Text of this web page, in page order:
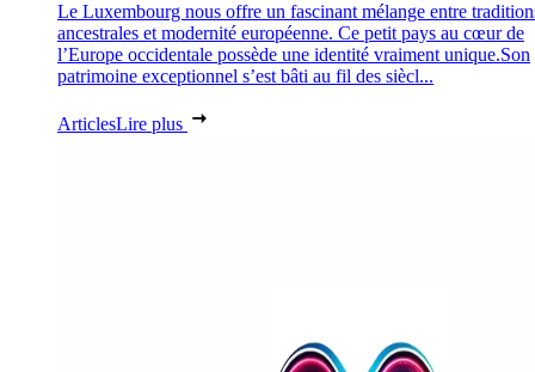
Le Luxembourg nous offre un fascinant mélange entre
ancestrales et modernité européenne. Ce petit pays au cœur de
l’Europe occidentale possède une identité vraiment unique.Son
patrimoine exceptionnel s’est bâti au fil des siècl...
ArticlesLire plus